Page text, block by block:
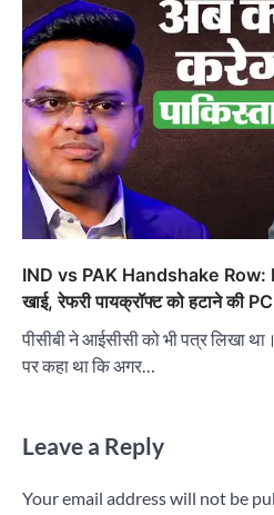
IND vs PAK Handshake Row:
खाई, रेफरी पायक्रॉफ्ट को हटाने की
पीसीबी ने आईसीसी को भी पत्र लिखा
पर कहा था कि अगर…
Leave a Reply
Your email address will not be